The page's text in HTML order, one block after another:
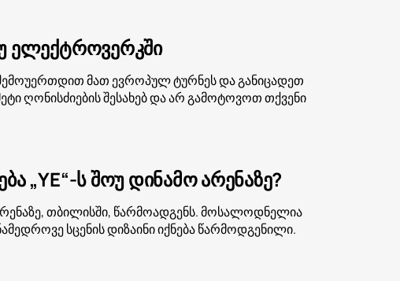
ელექტროვერკში
მათ ევროპულ ტურნეს და განიცადეთ
ღონისძიების შესახებ და არ გამოტოვოთ თქვენი
„YE“-ს შოუ დინამო არენაზე?
არენაზე, თბილისში, წარმოადგენს. მოსალოდნელია
სცენის დიზაინი იქნება წარმოდგენილი.